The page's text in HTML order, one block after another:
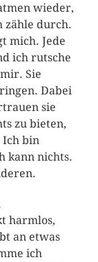
wieder,
zähle durch.
mich. Jede
ich rutsche
Sie
Dabei
sie
zu bieten,
Ich bin
kann nichts.
harmlos,
an etwas
ich